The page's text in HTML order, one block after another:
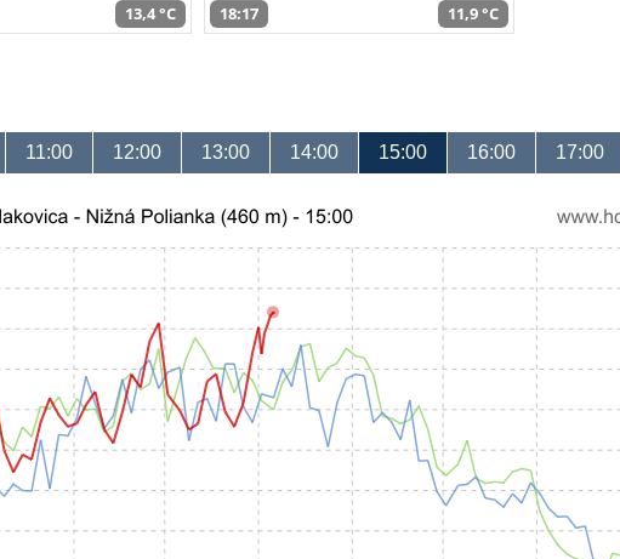
13,4 °C 18:17 11,9 °C
11:00 12:00 13:00 14:00 15:00 16:00 17:00